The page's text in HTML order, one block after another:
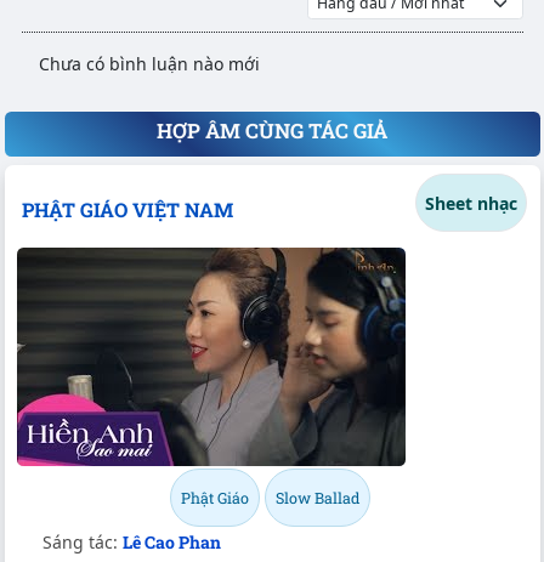
Chưa có bình luận nào mới
HỢP ÂM CÙNG TÁC GIẢ
PHẬT GIÁO VIỆT NAM Sheet nhạc
Phật Giáo Slow Ballad
Sáng tác: Lê Cao Phan